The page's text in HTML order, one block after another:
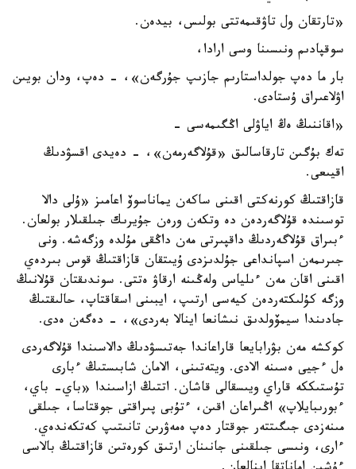
«تارتقان ول تاۋقىمەتتى بولىس، بيدەن.
سوقپادىم ونىسىنا وسى ارادا،
بار ما دەپ جولداستارىم جازىپ جۇرگەن»، - دەپ، ودان بويىن
اۋلاعىراق ۇستادى.
«اقاننىڭ ەڭ اياۋلى اڭگىمەسى -
تەك بۇگىن تارقاسالىق «قۇلاگەرمەن»، - دەيدى اقسۋدىڭ
اقيىعى.
قازاقتىڭ كورنەكتى اقىنى ساكەن يماناسوۆ اعامىز «ۇلى دالا
توسىندە قۇلاگەردەن دە وتكەن ورەن جۇيرىك جىلقىلار بولعان.
ءبىراق قۇلاگەردىڭ داقپىرتى مەن داڭقى مۇلدە وزگەشە. ونى
جىرىمەن اسپانداعى جۇلدىزدى ۇيىتقان قازاقتىڭ قوس بىردەي
اقىنى اقان مەن ءىلياس ولەڭىنە ارقاۋ ەتتى. سوندىقتان قۇلانىڭ
وزگە كۇلىكتەردەن كيەسى ارتىپ، ايبىنى اسقاقتاپ، حالىقتىڭ
جادىندا سيمۆولدىق نىشانعا اينالا بەردى»، - دەگەن ەدى.
كوكشە مەن بۋرابايعا قاراعاندا جەتىسۋدىڭ دالاسىندا قۇلاگەردى
ەل ءجيى ەسىنە الادى. ويتەتىنى، الامان شابىستىڭ ءبارى
تۇستىككە قاراي ويىسقالى قاشان. اتتىڭ ازاسىندا «باي- باي،
ءبورىبايلاپ» اڭىراعان اقىن، ءتۇبى پىراقتى جوقتاسا، جىلقى
مىنەزدى جىگىتتەر جوقتار دەپ ەمەۋرىن تانىتىپ كەتكەندەي.
ءارى، ونىسى جىلقىنى جانىنان ارتىق كورەتىن قازاقتىڭ بالاسى